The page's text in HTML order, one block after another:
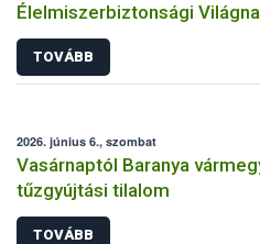
Élelmiszerbiztonsági
TOVÁBB
2026. június 6., szombat
Vasárnaptól Baranya
tűzgyújtási tilalom
TOVÁBB